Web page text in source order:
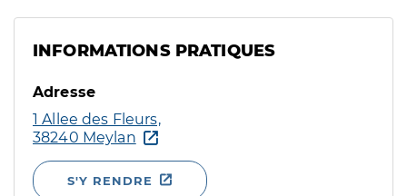
INFORMATIONS PRATIQUES
Adresse
1 Allee des Fleurs,
38240 Meylan
S'Y RENDRE